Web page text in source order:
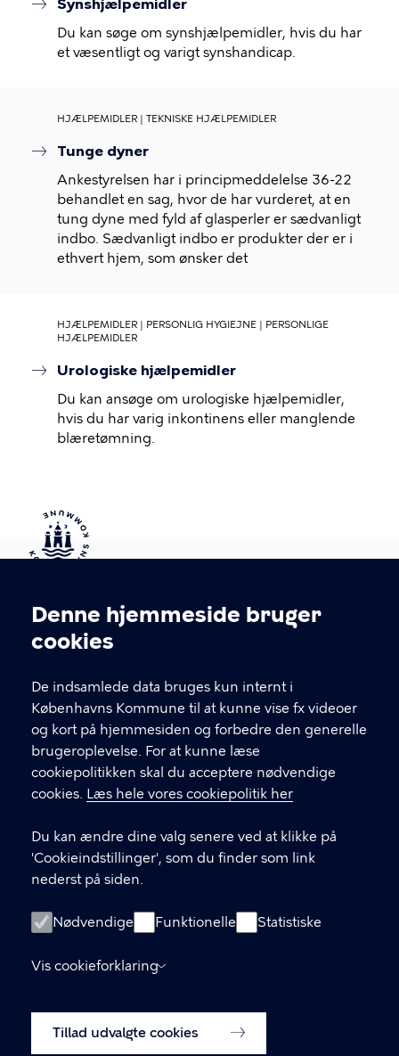
Cookieindstillinger
Denne hjemmeside bruger
cookies
De indsamlede data bruges kun internt i
Københavns Kommune til at kunne vise fx videoer
og kort på hjemmesiden og forbedre den generelle
brugeroplevelse. For at kunne læse
cookiepolitikken skal du acceptere nødvendige
cookies. Læs hele vores cookiepolitik her
Du kan ændre dine valg senere ved at klikke på
'Cookieindstillinger', som du finder som link
nederst på siden.
Nødvendige Funktionelle Statistiske
Vis cookieforklaring
Tillad udvalgte cookies
Synshjælpemidler
Du kan søge om synshjælpemidler, hvis du har
et væsentligt og varigt synshandicap.
HJÆLPEMIDLER | TEKNISKE HJÆLPEMIDLER
Tunge dyner
Ankestyrelsen har i principmeddelelse 36-22
behandlet en sag, hvor de har vurderet, at en
tung dyne med fyld af glasperler er sædvanligt
indbo. Sædvanligt indbo er produkter der er i
ethvert hjem, som ønsker det
HJÆLPEMIDLER | PERSONLIG HYGIEJNE | PERSONLIGE
HJÆLPEMIDLER
Urologiske hjælpemidler
Du kan ansøge om urologiske hjælpemidler,
hvis du har varig inkontinens eller manglende
blæretømning.
Kontakt Københavns Kommune
T
fFind andre kontakter her
CVR-nummer64942212
GENVEJE
Digital Post
Databeskyttelse
Tilgængelighedserklæring
Om hjemmesiden
Cookiepolitik